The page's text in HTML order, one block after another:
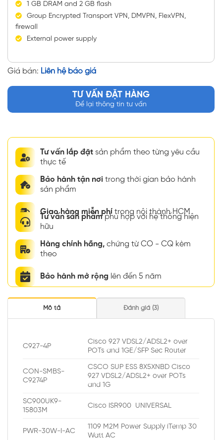
1 GB DRAM and 2 GB flash
Group Encrypted Transport VPN, DMVPN, FlexVPN,
firewall
External power supply
Giá bán: Liên hệ báo giá
TƯ VẤN ĐẶT HÀNG
Để lại thông tin tư vấn
Tư vấn lắp đặt sản phẩm theo từng yêu cầu
thực tế
Bảo hành tận nơi trong thời gian bảo hành
sản phẩm
Giao hàng miễn phí trong nội thành HCM
Tư vấn sản phẩmphù hợp với hệ thống hiện
hữu
Hàng chính hãng, chứng từ CO - CQ kèm
theo
Bảo hành mở rộng lên đến 5 năm
Mô tả Đánh giá (3)
C927-4P
Cisco 927 VDSL2/ADSL2+ over
POTs and 1GE/SFP Sec Router
CON-SMBS-
C9274P
CSCO SUP ESS 8X5XNBD Cisco
927 VDSL2/ADSL2+ over POTs
and 1G
SC900UK9-
15803M
Cisco ISR900 UNIVERSAL
PWR-30W-I-AC
1109 M2M Power Supply iTemp 30
Watt AC